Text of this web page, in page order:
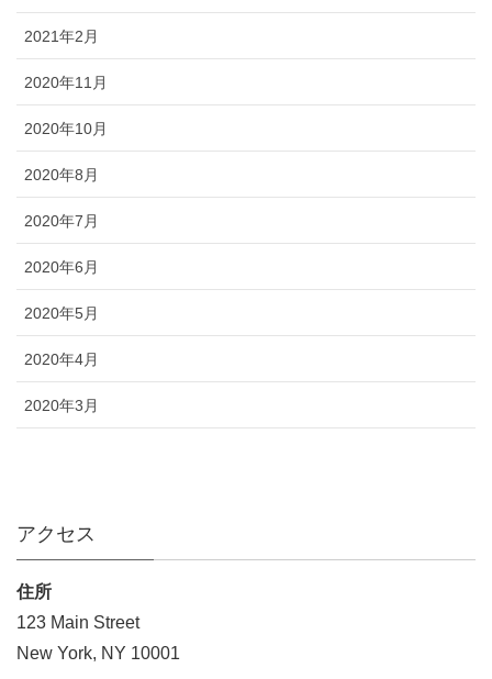
2021年2月
2020年11月
2020年10月
2020年8月
2020年7月
2020年6月
2020年5月
2020年4月
2020年3月
アクセス
住所
123 Main Street
New York, NY 10001